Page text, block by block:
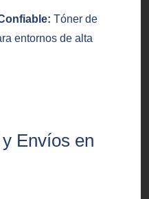
Tóner de
entornos de alta
Envíos en